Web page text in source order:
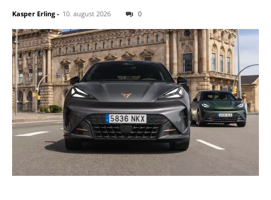
Kasper Erling - 10. august 2026 0